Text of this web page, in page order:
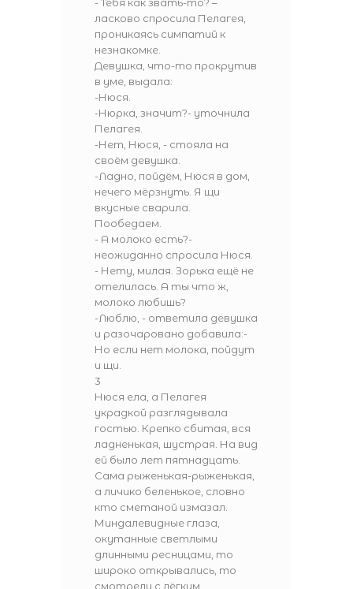
ласково спросила Пелагея,
проникаясь симпатий к
незнакомке.
Девушка, что-то прокрутив
в уме, выдала:
-Нюся.
-Нюрка, значит?- уточнила
Пелагея.
-Нет, Нюся, - стояла на
своём девушка.
-Ладно, пойдём, Нюся в дом,
нечего мёрзнуть. Я щи
вкусные сварила.
Пообедаем.
- А молоко есть?-
неожиданно спросила Нюся.
- Нету, милая. Зорька ещё не
отелилась. А ты что ж,
молоко любишь?
-Люблю, - ответила девушка
и разочаровано добавила:-
Но если нет молока, пойдут
и щи.
3
Нюся ела, а Пелагея
украдкой разглядывала
гостью. Крепко сбитая, вся
ладненькая, шустрая. На вид
ей было лет пятнадцать.
Сама рыженькая-рыженькая,
а личико беленькое, словно
кто сметаной измазал.
Миндалевидные глаза,
окутанные светлыми
длинными ресницами, то
широко открывались, то
смотрели с лёгким